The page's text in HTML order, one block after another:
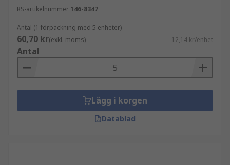
RS-artikelnummer 146-8347
Antal (1 förpackning med 5 enheter)
60,70 kr(exkl. moms) 12,14 kr/enhet
Antal
Lägg i korgen
Datablad